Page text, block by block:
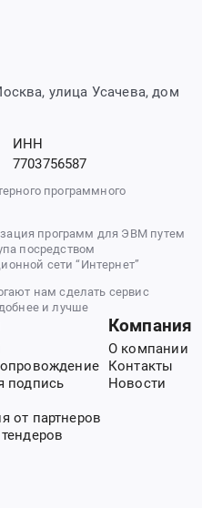
улица Усачева, дом
ИНН
7703756587
программного
программ для ЭВМ путем
посредством
сети “Интернет”
нам сделать сервис
и лучше
подпись
от партнеров
Компания
О компании
Контакты
Новости